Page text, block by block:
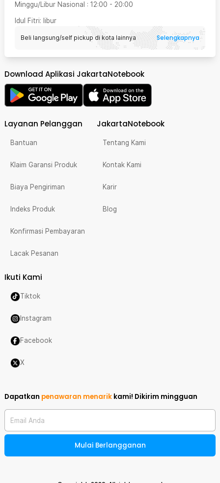
Minggu/Libur Nasional : 12:00 - 20:00
Idul Fitri: libur
Beli langsung/self pickup di kota lainnya Selengkapnya
Download Aplikasi JakartaNotebook
Layanan Pelanggan
Bantuan
Klaim Garansi Produk
Biaya Pengiriman
Indeks Produk
Konfirmasi Pembayaran
Lacak Pesanan
JakartaNotebook
Tentang Kami
Kontak Kami
Karir
Blog
Ikuti Kami
Tiktok
Instagram
Facebook
X
Dapatkan penawaran menarik kami! Dikirim mingguan
Email Anda
Mulai Berlangganan